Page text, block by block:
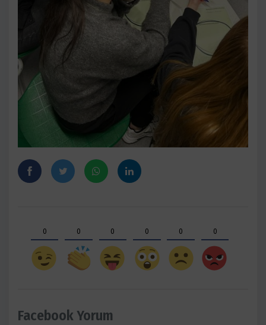
0 0 0 0 0 0
Facebook Yorum